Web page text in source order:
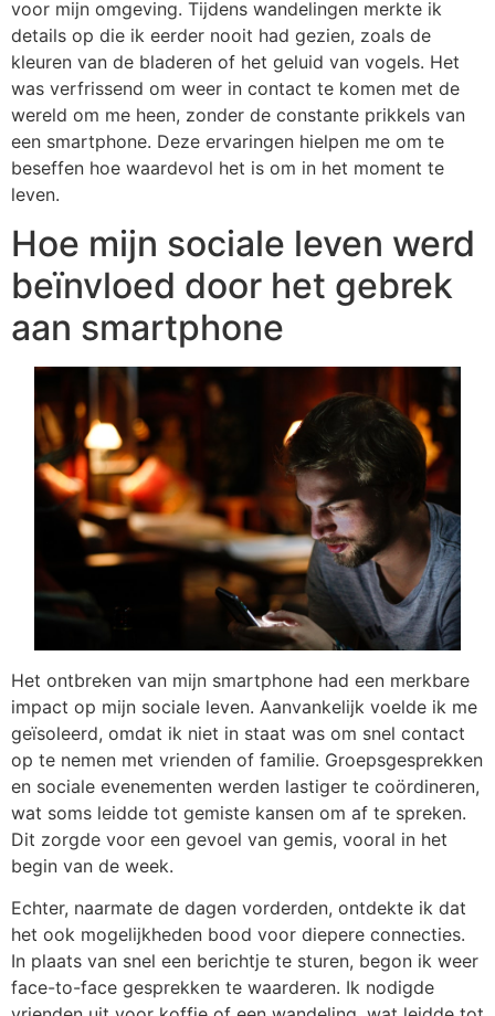
voor mijn omgeving. Tijdens wandelingen merkte ik
details op die ik eerder nooit had gezien, zoals de
kleuren van de bladeren of het geluid van vogels. Het
was verfrissend om weer in contact te komen met de
wereld om me heen, zonder de constante prikkels van
een smartphone. Deze ervaringen hielpen me om te
beseffen hoe waardevol het is om in het moment te
leven.
Hoe mijn sociale leven werd
beïnvloed door het gebrek
aan smartphone
Het ontbreken van mijn smartphone had een merkbare
impact op mijn sociale leven. Aanvankelijk voelde ik me
geïsoleerd, omdat ik niet in staat was om snel contact
op te nemen met vrienden of familie. Groepsgesprekken
en sociale evenementen werden lastiger te coördineren,
wat soms leidde tot gemiste kansen om af te spreken.
Dit zorgde voor een gevoel van gemis, vooral in het
begin van de week.
Echter, naarmate de dagen vorderden, ontdekte ik dat
het ook mogelijkheden bood voor diepere connecties.
In plaats van snel een berichtje te sturen, begon ik weer
face-to-face gesprekken te waarderen. Ik nodigde